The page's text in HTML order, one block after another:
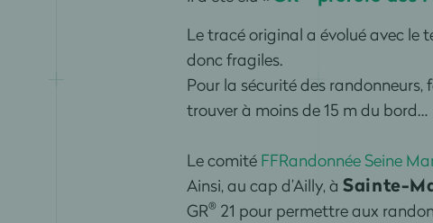
Le tracé original a évolué avec le
donc fragiles.
Pour la sécurité des
trouver à moins de 15 m du bord…
Le comité FFRandonnée Seine
Ainsi, au cap d’Ailly, à Sainte-
GR®21 pour permettre aux